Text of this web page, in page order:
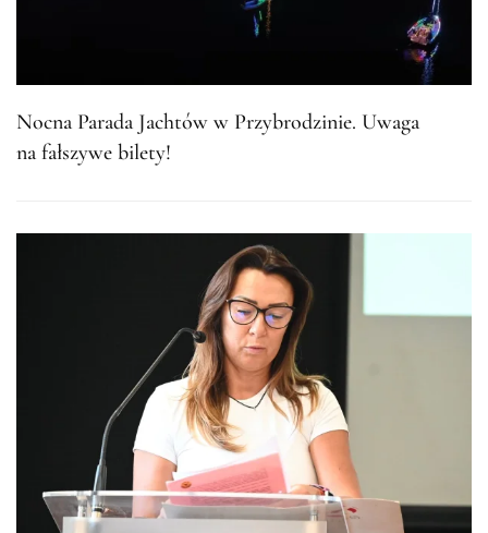
Nocna Parada Jachtów w Przybrodzinie. Uwaga
na fałszywe bilety!